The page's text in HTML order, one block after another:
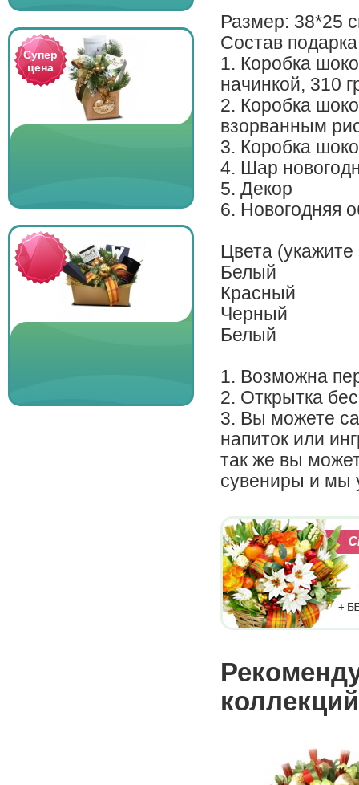
Супер
цена
Размер: 38*25
Состав
1. Коробка
начинкой, 310
2. Коробка
взорванным
3. Коробка
4. Шар
5. Декор
6. Новогодняя
Цвета
Белый
Красный
Черный
Белый
1. Возможна
2. Открытка
3. Вы можете
напиток или
так же вы
сувениры и мы
коллекций